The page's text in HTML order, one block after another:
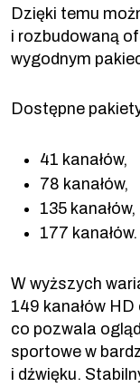
Dzięki temu
i rozbudowaną
wygodnym
Dostępne
41 kanałów,
78 kanałów,
135 kanałów,
177 kanałów.
W wyższych
149 kanałów
co pozwala
sportowe w
i dźwięku.